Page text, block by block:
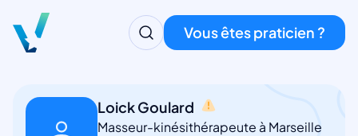
Vous êtes praticien ?
Loick Goulard
Masseur-kinésithérapeute à Marseille